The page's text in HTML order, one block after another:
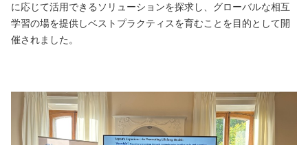
に応じて活用できるソリューションを探求し、グローバルな相互
学習の場を提供しベストプラクティスを育むことを目的として開
催されました。